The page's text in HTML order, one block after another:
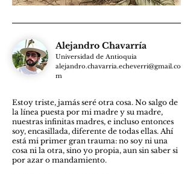
Alejandro Chavarría
Universidad de Antioquia
alejandro.chavarria.echeverri@gmail.co
m
Estoy triste, jamás seré otra cosa. No salgo de
la línea puesta por mi madre y su madre,
nuestras infinitas madres, e incluso entonces
soy, encasillada, diferente de todas ellas. Ahí
está mi primer gran trauma: no soy ni una
cosa ni la otra, sino yo propia, aun sin saber si
por azar o mandamiento.